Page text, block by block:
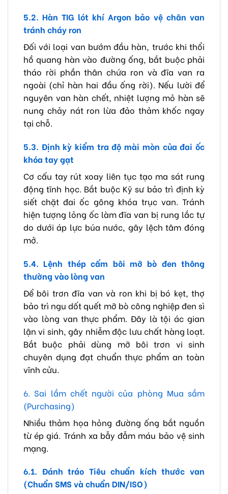
5.2. Hàn TIG lót khí Argon bảo vệ chân van
tránh cháy ron
Đối với loại van bướm đầu hàn, trước khi thổi
hồ quang hàn vào đường ống, bắt buộc phải
tháo rời phần thân chứa ron và đĩa van ra
ngoài (chỉ hàn hai đầu ống rời). Nếu lười để
nguyên van hàn chết, nhiệt lượng mỏ hàn sẽ
nung chảy nát ron lừa đảo thảm khốc ngay
tại chỗ.
5.3. Định kỳ kiểm tra độ mài mòn của đai ốc
khóa tay gạt
Cơ cấu tay rút xoay liên tục tạo ma sát rung
động tĩnh học. Bắt buộc Kỹ sư bảo trì định kỳ
siết chặt đai ốc gông khóa trục van. Tránh
hiện tượng lỏng ốc làm đĩa van bị rung lắc tự
do dưới áp lực búa nước, gây lệch tâm đóng
mở.
5.4. Lệnh thép cấm bôi mỡ bò đen thông
thường vào lòng van
Để bôi trơn đĩa van và ron khi bị bó kẹt, thợ
bảo trì ngu dốt quết mỡ bò công nghiệp đen sì
vào lòng van thực phẩm. Đây là tội ác gian
lận vi sinh, gây nhiễm độc lưu chất hàng loạt.
Bắt buộc phải dùng mỡ bôi trơn vi sinh
chuyên dụng đạt chuẩn thực phẩm an toàn
vĩnh cửu.
6. Sai lầm chết người của phòng Mua sắm
(Purchasing)
Nhiều thảm họa hỏng đường ống bắt nguồn
từ ép giá. Tránh xa bẫy đẫm máu bảo vệ sinh
mạng.
6.1. Đánh tráo Tiêu chuẩn kích thước van
(Chuẩn SMS và chuẩn DIN/ISO)